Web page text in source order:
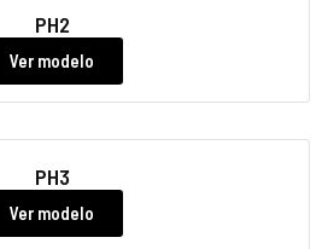
PH2
Ver modelo
PH3
Ver modelo